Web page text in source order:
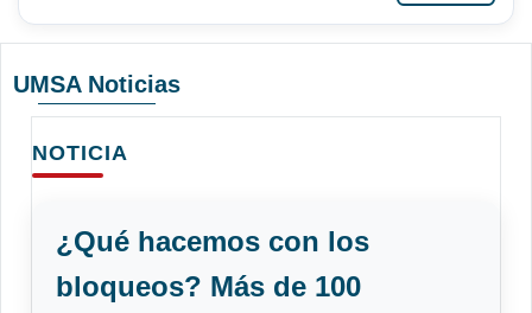
UMSA Noticias
NOTICIA
¿Qué hacemos con los
bloqueos? Más de 100